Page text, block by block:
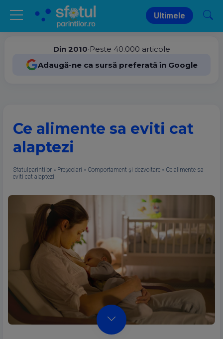
Ultimele
Din 2010•Peste 40.000 articole
Adaugă-ne ca sursă preferată în Google
Ce alimente sa eviti cat
alaptezi
Sfatulparintilor » Preșcolari » Comportament și dezvoltare » Ce alimente sa
eviti cat alaptezi